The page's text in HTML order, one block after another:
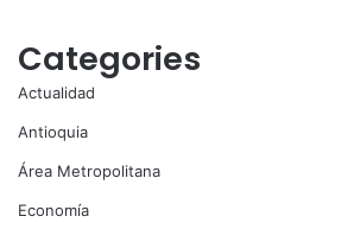
Categories
Actualidad
Antioquia
Área Metropolitana
Economía